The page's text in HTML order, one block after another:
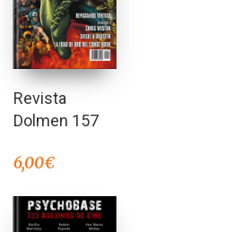
Revista
Dolmen 157
6,00€